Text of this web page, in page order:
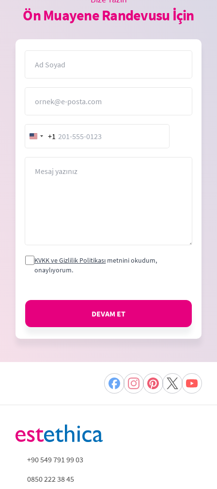
Ön Muayene Randevusu İçin
United
States
+1
KVKK ve Gizlilik Politikası metnini okudum,
onaylıyorum.
DEVAM ET
+90 549 791 99 03
0850 222 38 45